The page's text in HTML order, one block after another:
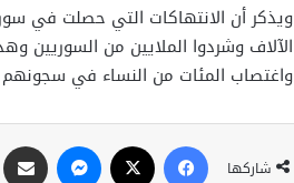
ويذكر أن الانتهاكات التي حصلت في
الآلاف وشردوا الملايين من السوريين
واغتصاب المئات من النساء في
شاركها
فيسبوك ماسنجر